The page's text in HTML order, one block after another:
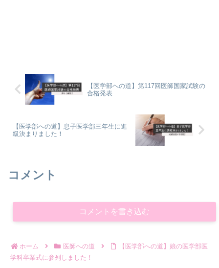
【医学部への道】第117回医師国家試験の
合格発表
【医学部への道】息子医学部三年生に進
級決まりました！
コメント
コメントを書き込む
ホーム 医師への道
【医学部への道】娘の医学部医
学科卒業式に参列しました！